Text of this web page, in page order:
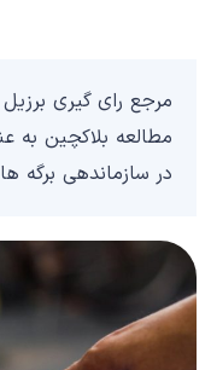
مطالعه بلاکچین
در سازماندهی برگه